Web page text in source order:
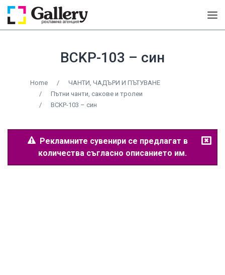
BCKP-103 – син
Home /
ЧАНТИ, ЧАДЪРИ И ПЪТУВАНЕ
/
Пътни чанти, сакове и тролеи
/
BCKP-103 – син
Рекламните сувенири се предлагат в
количества съгласно описанието им.